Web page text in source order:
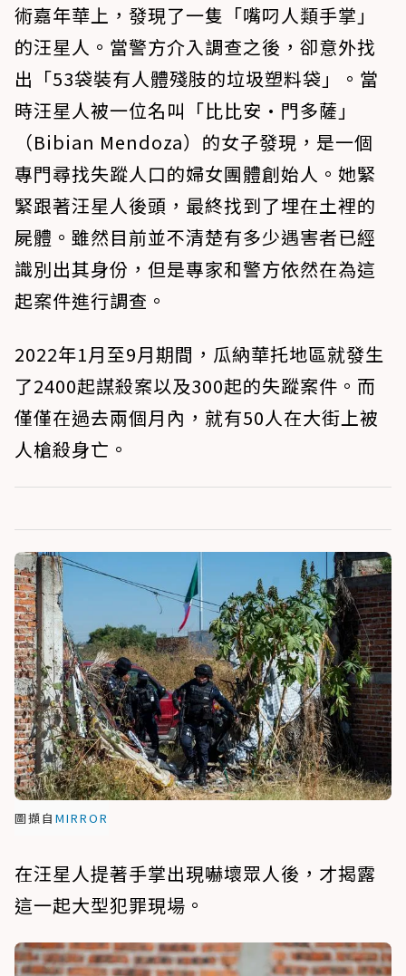
術嘉年華上，發現了一隻「嘴叼人類手掌」
的汪星人。當警方介入調查之後，卻意外找
出「53袋裝有人體殘肢的垃圾塑料袋」。當
時汪星人被一位名叫「比比安·門多薩」
（Bibian Mendoza）的女子發現，是一個
專門尋找失蹤人口的婦女團體創始人。她緊
緊跟著汪星人後頭，最終找到了埋在土裡的
屍體。雖然目前並不清楚有多少遇害者已經
識別出其身份，但是專家和警方依然在為這
起案件進行調查。
2022年1月至9月期間，瓜納華托地區就發生
了2400起謀殺案以及300起的失蹤案件。而
僅僅在過去兩個月內，就有50人在大街上被
人槍殺身亡。
圖擷自 MIRROR
在汪星人提著手掌出現嚇壞眾人後，才揭露
這一起大型犯罪現場。